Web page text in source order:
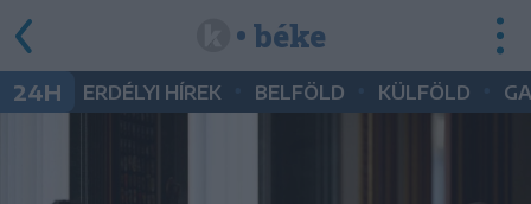
• béke
24H ERDÉLYI HÍREK BELFÖLD KÜLFÖLD